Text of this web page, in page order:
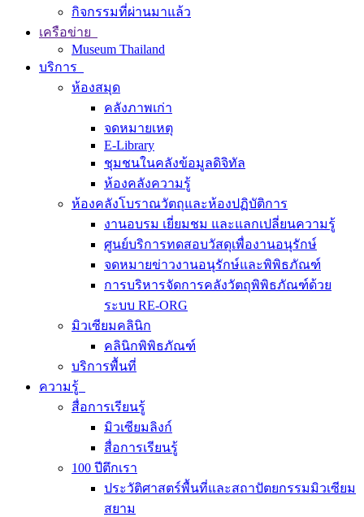
กิจกรรมที่ผ่านมาแล้ว
เครือข่าย
Museum Thailand
บริการ
ห้องสมุด
คลังภาพเก่า
จดหมายเหตุ
E-Library
ชุมชนในคลังข้อมูลดิจิทัล
ห้องคลังความรู้
ห้องคลังโบราณวัตถุและห้องปฏิบัติการ
งานอบรม เยี่ยมชม และแลกเปลี่ยนความรู้
ศูนย์บริการทดสอบวัสดุเพื่องานอนุรักษ์
จดหมายข่าวงานอนุรักษ์และพิพิธภัณฑ์
การบริหารจัดการคลังวัตถุพิพิธภัณฑ์ด้วย
ระบบ RE-ORG
มิวเซียมคลินิก
คลินิกพิพิธภัณฑ์
บริการพื้นที่
ความรู้
สื่อการเรียนรู้
มิวเซียมลิงก์
สื่อการเรียนรู้
100 ปีตึกเรา
ประวัติศาสตร์พื้นที่และสถาปัตยกรรมมิวเซียม
สยาม